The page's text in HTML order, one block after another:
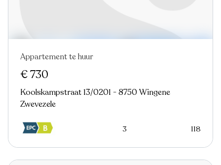
Nieuw
Appartement te huur
€ 730
Koolskampstraat 13/0201 - 8750 Wingene
Zwevezele
3 118